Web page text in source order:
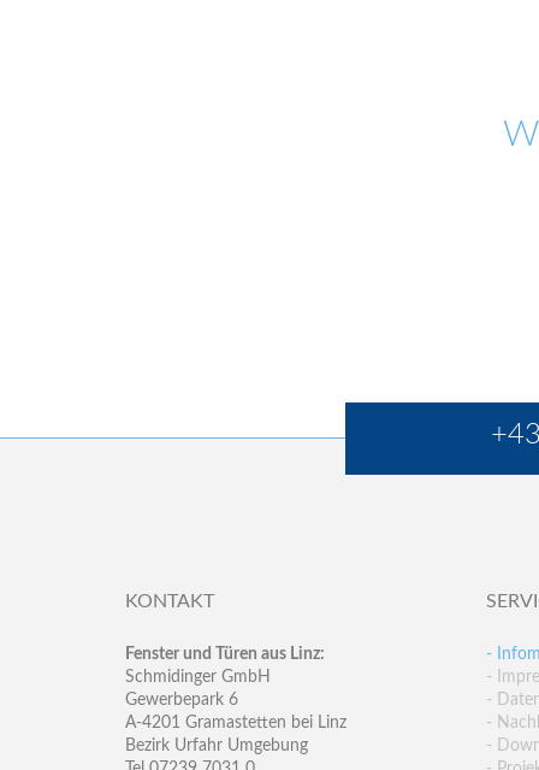
KONTAKT
Fenster und Türen aus Linz:
Schmidinger GmbH
Gewerbepark 6
A-4201 Gramastetten bei Linz
Bezirk Urfahr Umgebung
-
-
-
-
-